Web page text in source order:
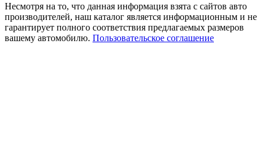
Несмотря на то, что данная информация взята с сайтов авто
производителей, наш каталог является информационным и не
гарантирует полного соответствия предлагаемых размеров
вашему автомобилю. Пользовательское соглашение